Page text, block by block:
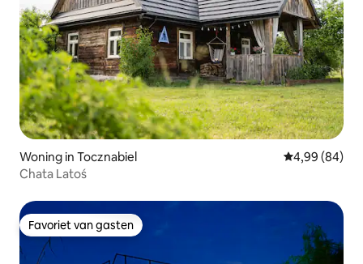
Woning in Tocznabiel Gemiddelde
4,99 (84)
Chata Latoś
Favoriet van gasten
Favoriet van gasten